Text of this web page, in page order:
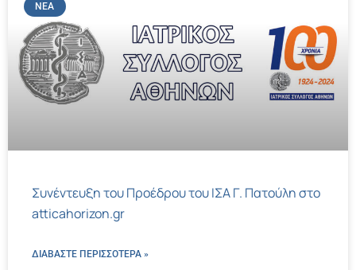
ΝΈΑ
Συνέντευξη του Προέδρου του ΙΣΑ Γ. Πατούλη στο
atticahorizon.gr
ΔΙΑΒΑΣΤΕ ΠΕΡΙΣΣΌΤΕΡΑ »